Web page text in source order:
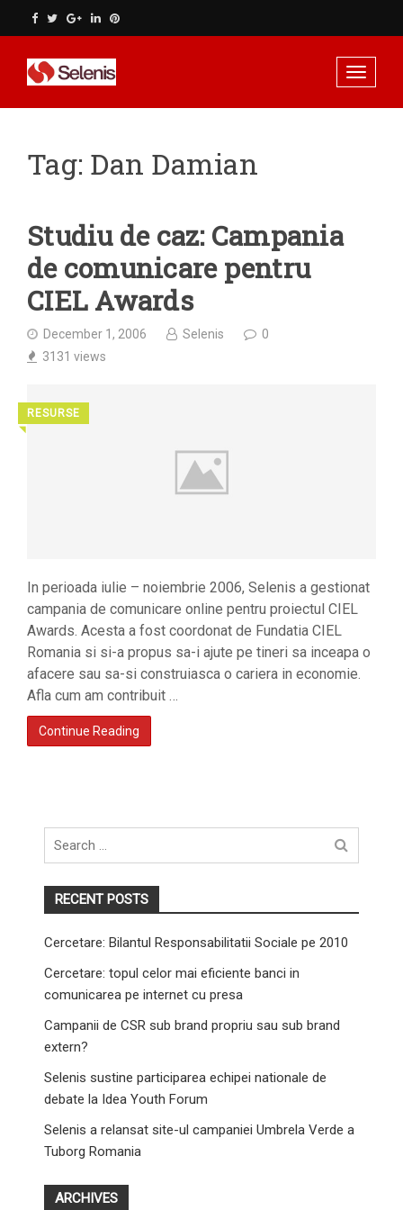
to
content
Toggle
Tag: Dan Damian
Studiu de caz: Campania
de comunicare pentru
CIEL Awards
December 1, 2006 Selenis
0
3131 views
RESURSE
◥
In perioada iulie – noiembrie 2006, Selenis a gestionat
campania de comunicare online pentru proiectul CIEL
Awards. Acesta a fost coordonat de Fundatia CIEL
Romania si si-a propus sa-i ajute pe tineri sa inceapa o
afacere sau sa-si construiasca o cariera in economie.
Afla cum am contribuit …
Continue Reading
Search
for
RECENT POSTS
Cercetare: Bilantul Responsabilitatii Sociale pe 2010
Cercetare: topul celor mai eficiente banci in
comunicarea pe internet cu presa
Campanii de CSR sub brand propriu sau sub brand
extern?
Selenis sustine participarea echipei nationale de
debate la Idea Youth Forum
Selenis a relansat site-ul campaniei Umbrela Verde a
Tuborg Romania
ARCHIVES